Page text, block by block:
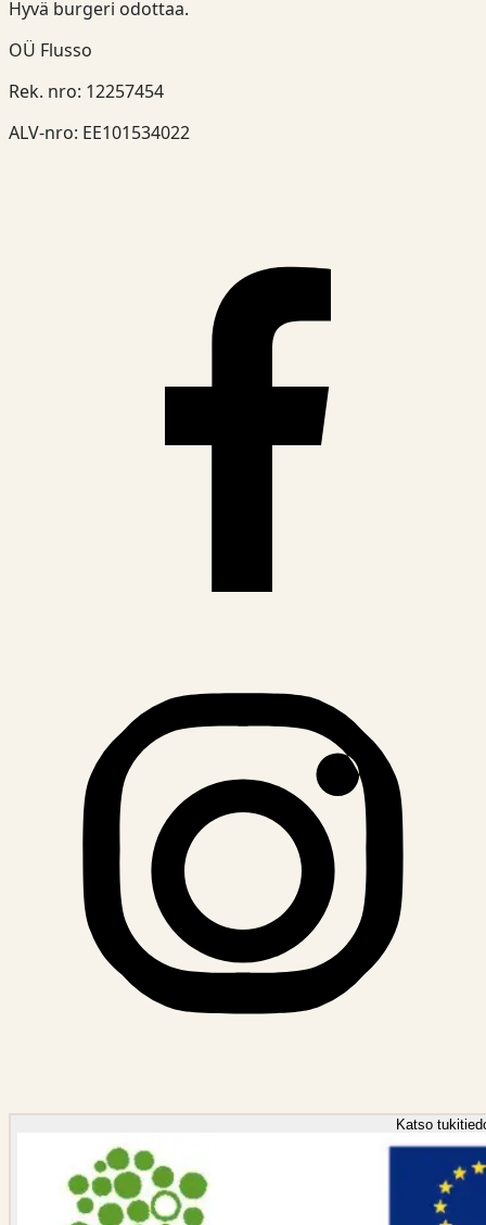
Hyvä burgeri odottaa.
OÜ Flusso
Rek. nro: 12257454
ALV-nro: EE101534022
Katso